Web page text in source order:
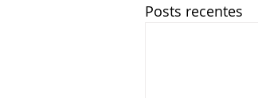
Posts recentes